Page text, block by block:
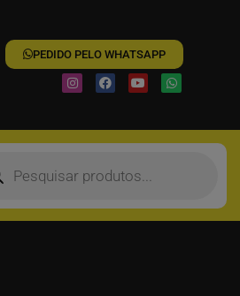
PEDIDO PELO WHATSAPP